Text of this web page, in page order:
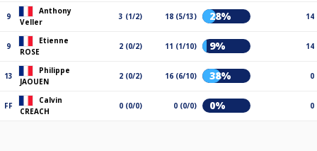
9
Anthony
Veller
3 (1/2) 18 (5/13) 28% 14
9
Etienne
ROSE
2 (0/2) 11 (1/10) 9% 14
13
Philippe
JAOUEN
2 (0/2) 16 (6/10) 38% 0
FF
Calvin
CREACH
0 (0/0) 0 (0/0) 0% 0